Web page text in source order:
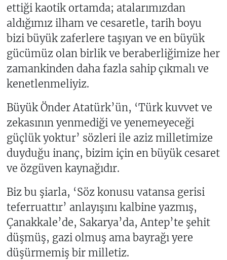
ettiği kaotik ortamda; atalarımızdan
aldığımız ilham ve cesaretle, tarih boyu
bizi büyük zaferlere taşıyan ve en büyük
gücümüz olan birlik ve beraberliğimize her
zamankinden daha fazla sahip çıkmalı ve
kenetlenmeliyiz.
Büyük Önder Atatürk’ün, ‘Türk kuvvet ve
zekasının yenmediği ve yenemeyeceği
güçlük yoktur’ sözleri ile aziz milletimize
duyduğu inanç, bizim için en büyük cesaret
ve özgüven kaynağıdır.
Biz bu şiarla, ‘Söz konusu vatansa gerisi
teferruattır’ anlayışını kalbine yazmış,
Çanakkale’de, Sakarya’da, Antep’te şehit
düşmüş, gazi olmuş ama bayrağı yere
düşürmemiş bir milletiz.